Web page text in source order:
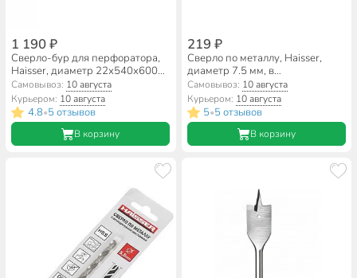
1 190 ₽
Сверло-бур для перфоратора,
Haisser, диаметр 22х540х600
мм, SDS-Plus, HS102051
Самовывоз: 10 августа
Курьером: 10 августа
4.8•5 отзывов
В корзину
219 ₽
Сверло по металлу, Haisser,
диаметр 7.5 мм, в
индивидуальной упаковке,
цилиндрический хвостовик,
HS101515
Самовывоз: 10 августа
Курьером: 10 августа
5•5 отзывов
В корзину